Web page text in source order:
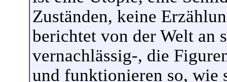
Zuständen, keine
berichtet von der Welt an
vernachlässig-, die
und funktionieren so, wie